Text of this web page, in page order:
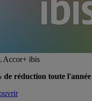
Accor+ ibis
de réduction toute l'année